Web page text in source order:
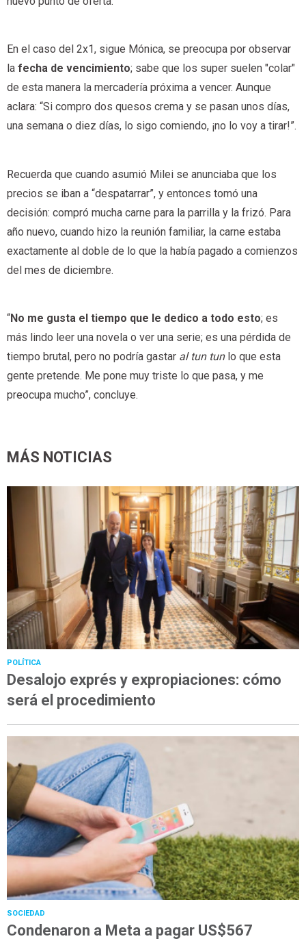
En el caso del 2x1, sigue Mónica, se preocupa por observar
la fecha de vencimiento; sabe que los super suelen "colar"
de esta manera la mercadería próxima a vencer. Aunque
aclara: “Si compro dos quesos crema y se pasan unos días,
una semana o diez días, lo sigo comiendo, ¡no lo voy a tirar!”.
Recuerda que cuando asumió Milei se anunciaba que los
precios se iban a “despatarrar”, y entonces tomó una
decisión: compró mucha carne para la parrilla y la frizó. Para
año nuevo, cuando hizo la reunión familiar, la carne estaba
exactamente al doble de lo que la había pagado a comienzos
del mes de diciembre.
“No me gusta el tiempo que le dedico a todo esto; es
más lindo leer una novela o ver una serie; es una pérdida de
tiempo brutal, pero no podría gastar al tun tunlo que esta
gente pretende. Me pone muy triste lo que pasa, y me
preocupa mucho”, concluye.
MÁS NOTICIAS
POLÍTICA
Desalojo exprés y expropiaciones: cómo
será el procedimiento
SOCIEDAD
Condenaron a Meta a pagar US$567